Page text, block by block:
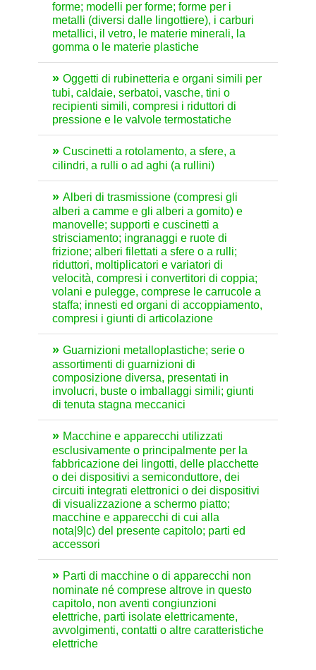
forme; modelli per forme; forme per i
metalli (diversi dalle lingottiere), i carburi
metallici, il vetro, le materie minerali, la
gomma o le materie plastiche
Oggetti di rubinetteria e organi simili per
tubi, caldaie, serbatoi, vasche, tini o
recipienti simili, compresi i riduttori di
pressione e le valvole termostatiche
Cuscinetti a rotolamento, a sfere, a
cilindri, a rulli o ad aghi (a rullini)
Alberi di trasmissione (compresi gli
alberi a camme e gli alberi a gomito) e
manovelle; supporti e cuscinetti a
strisciamento; ingranaggi e ruote di
frizione; alberi filettati a sfere o a rulli;
riduttori, moltiplicatori e variatori di
velocità, compresi i convertitori di coppia;
volani e pulegge, comprese le carrucole a
staffa; innesti ed organi di accoppiamento,
compresi i giunti di articolazione
Guarnizioni metalloplastiche; serie o
assortimenti di guarnizioni di
composizione diversa, presentati in
involucri, buste o imballaggi simili; giunti
di tenuta stagna meccanici
Macchine e apparecchi utilizzati
esclusivamente o principalmente per la
fabbricazione dei lingotti, delle placchette
o dei dispositivi a semiconduttore, dei
circuiti integrati elettronici o dei dispositivi
di visualizzazione a schermo piatto;
macchine e apparecchi di cui alla
nota|9|c) del presente capitolo; parti ed
accessori
Parti di macchine o di apparecchi non
nominate né comprese altrove in questo
capitolo, non aventi congiunzioni
elettriche, parti isolate elettricamente,
avvolgimenti, contatti o altre caratteristiche
elettriche